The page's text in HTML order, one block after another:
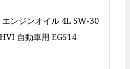
ンジンオイル 4L 5W-30
自動車用 EG514